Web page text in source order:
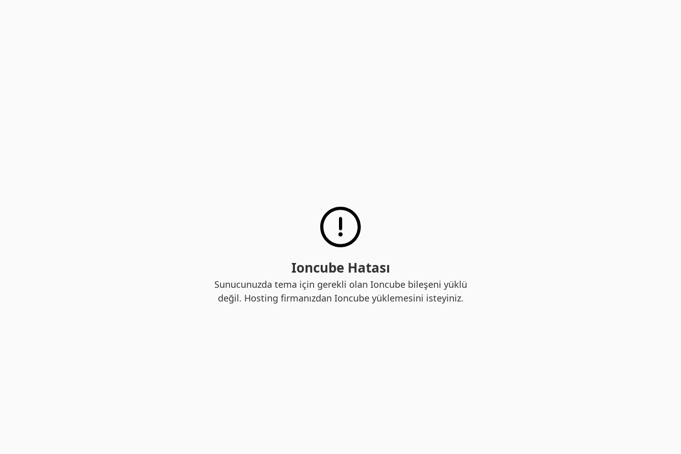
Ioncube Hatası
Sunucunuzda tema için gerekli olan Ioncube bileşeni yüklü
değil. Hosting firmanızdan Ioncube yüklemesini isteyiniz.